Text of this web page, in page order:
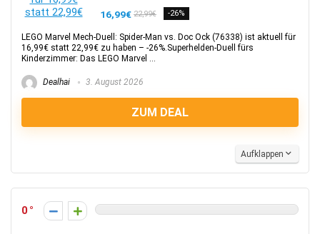
16,99€ 22,99€ -26%
LEGO Marvel Mech-Duell: Spider-Man vs. Doc Ock (76338) ist aktuell für
16,99€ statt 22,99€ zu haben – -26%.Superhelden-Duell fürs
Kinderzimmer: Das LEGO Marvel ...
Dealhai 3. August 2026
ZUM DEAL
Aufklappen
0